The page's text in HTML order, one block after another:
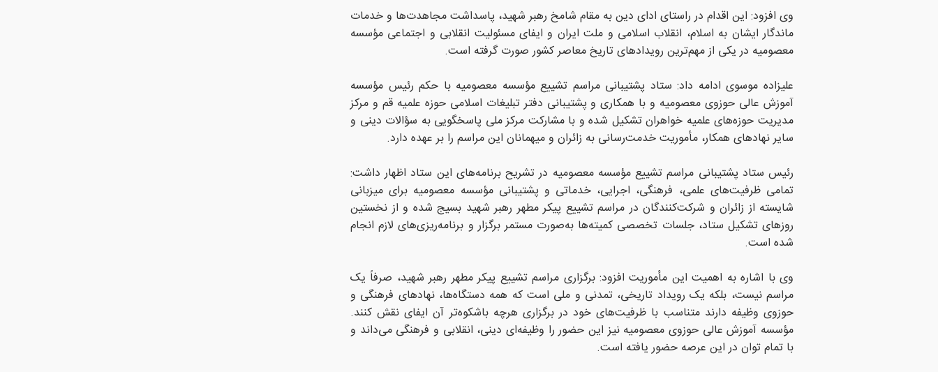
وی افزود: این اقدام در راستای ادای دین به مقام شامخ رهبر شهید، پاسداشت مجاهدت‌ها و خدمات
ماندگار ایشان به اسلام، انقلاب اسلامی و ملت ایران و ایفای مسئولیت انقلابی و اجتماعی مؤسسه
معصومیه در یکی از مهم‌ترین رویدادهای تاریخ معاصر کشور صورت گرفته است.
علیزاده موسوی ادامه داد: ستاد پشتیبانی مراسم تشییع مؤسسه معصومیه با حکم رئیس مؤسسه
آموزش عالی حوزوی معصومیه و با همکاری و پشتیبانی دفتر تبلیغات اسلامی حوزه علمیه قم و مرکز
مدیریت حوزه‌های علمیه خواهران تشکیل شده و با مشارکت مرکز ملی پاسخگویی به سؤالات دینی و
سایر نهادهای همکار، مأموریت خدمت‌رسانی به زائران و میهمانان این مراسم را بر عهده دارد.
رئیس ستاد پشتیبانی مراسم تشییع مؤسسه معصومیه در تشریح برنامه‌های این ستاد اظهار داشت:
تمامی ظرفیت‌های علمی، فرهنگی، اجرایی، خدماتی و پشتیبانی مؤسسه معصومیه برای میزبانی
شایسته از زائران و شرکت‌کنندگان در مراسم تشییع پیکر مطهر رهبر شهید بسیج شده و از نخستین
روزهای تشکیل ستاد، جلسات تخصصی کمیته‌ها به‌صورت مستمر برگزار و برنامه‌ریزی‌های لازم انجام
شده است.
وی با اشاره به اهمیت این مأموریت افزود: برگزاری مراسم تشییع پیکر مطهر رهبر شهید، صرفاً یک
مراسم نیست، بلکه یک رویداد تاریخی، تمدنی و ملی است که همه دستگاه‌ها، نهادهای فرهنگی و
حوزوی وظیفه دارند متناسب با ظرفیت‌های خود در برگزاری هرچه باشکوه‌تر آن ایفای نقش کنند.
مؤسسه آموزش عالی حوزوی معصومیه نیز این حضور را وظیفه‌ای دینی، انقلابی و فرهنگی می‌داند و
با تمام توان در این عرصه حضور یافته است.